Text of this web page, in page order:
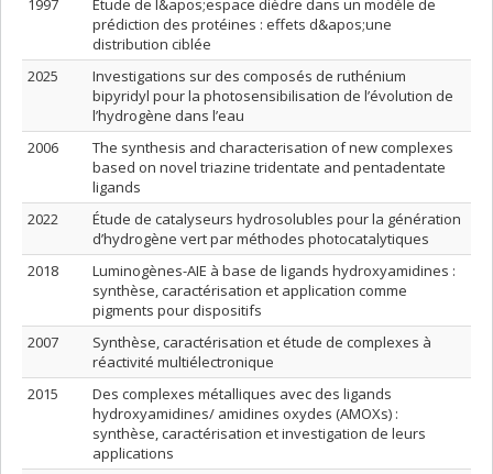
1997
Étude de l&apos;espace dièdre dans un modèle de
prédiction des protéines : effets d&apos;une
distribution ciblée
2025
Investigations sur des composés de ruthénium
bipyridyl pour la photosensibilisation de l’évolution de
l’hydrogène dans l’eau
2006
The synthesis and characterisation of new complexes
based on novel triazine tridentate and pentadentate
ligands
2022
Étude de catalyseurs hydrosolubles pour la génération
d’hydrogène vert par méthodes photocatalytiques
2018
Luminogènes-AIE à base de ligands hydroxyamidines :
synthèse, caractérisation et application comme
pigments pour dispositifs
2007
Synthèse, caractérisation et étude de complexes à
réactivité multiélectronique
2015
Des complexes métalliques avec des ligands
hydroxyamidines/ amidines oxydes (AMOXs) :
synthèse, caractérisation et investigation de leurs
applications